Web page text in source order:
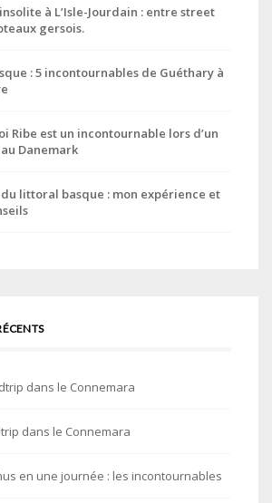
à L’Isle-Jourdain : entre street
gersois.
: 5 incontournables de Guéthary à
Ribe est un incontournable lors d’un
Danemark
littoral basque : mon expérience et
dans le Connemara
dans le Connemara
en une journée : les incontournables